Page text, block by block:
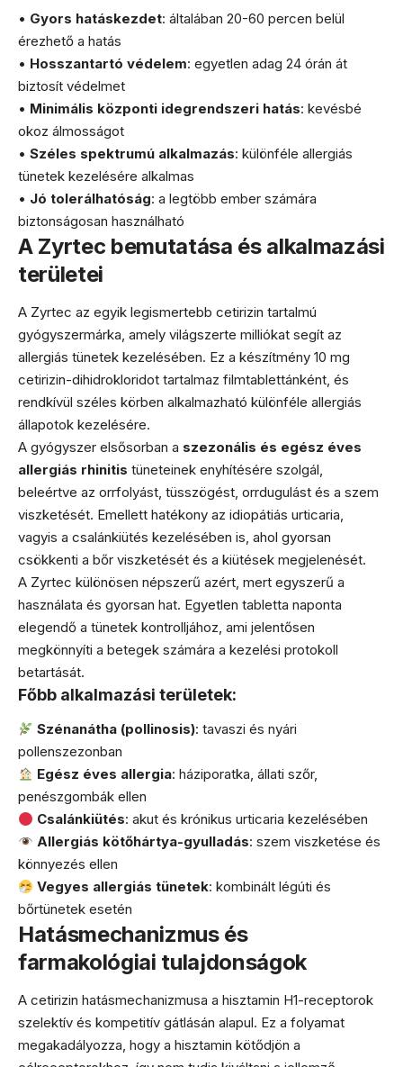
• Gyors hatáskezdet: általában 20-60 percen belül
érezhető a hatás
• Hosszantartó védelem: egyetlen adag 24 órán át
biztosít védelmet
• Minimális központi idegrendszeri hatás: kevésbé
okoz álmosságot
• Széles spektrumú alkalmazás: különféle allergiás
tünetek kezelésére alkalmas
• Jó tolerálhatóság: a legtöbb ember számára
biztonságosan használható
A Zyrtec bemutatása és alkalmazási
területei
A Zyrtec az egyik legismertebb cetirizin tartalmú
gyógyszermárka, amely világszerte milliókat segít az
allergiás tünetek kezelésében. Ez a készítmény 10 mg
cetirizin-dihidrokloridot tartalmaz filmtablettánként, és
rendkívül széles körben alkalmazható különféle allergiás
állapotok kezelésére.
A gyógyszer elsősorban a szezonális és egész éves
allergiás rhinitis tüneteinek enyhítésére szolgál,
beleértve az orrfolyást, tüsszögést, orrdugulást és a szem
viszketését. Emellett hatékony az idiopátiás urticaria,
vagyis a csalánkiütés kezelésében is, ahol gyorsan
csökkenti a bőr viszketését és a kiütések megjelenését.
A Zyrtec különösen népszerű azért, mert egyszerű a
használata és gyorsan hat. Egyetlen tabletta naponta
elegendő a tünetek kontrolljához, ami jelentősen
megkönnyíti a betegek számára a kezelési protokoll
betartását.
Főbb alkalmazási területek:
Szénanátha (pollinosis): tavaszi és nyári
pollenszezonban
Egész éves allergia: háziporatka, állati szőr,
penészgombák ellen
Csalánkiütés: akut és krónikus urticaria kezelésében
Allergiás kötőhártya-gyulladás: szem viszketése és
könnyezés ellen
Vegyes allergiás tünetek: kombinált légúti és
bőrtünetek esetén
Hatásmechanizmus és
farmakológiai tulajdonságok
A cetirizin hatásmechanizmusa a hisztamin H1-receptorok
szelektív és kompetitív gátlásán alapul. Ez a folyamat
megakadályozza, hogy a hisztamin kötődjön a